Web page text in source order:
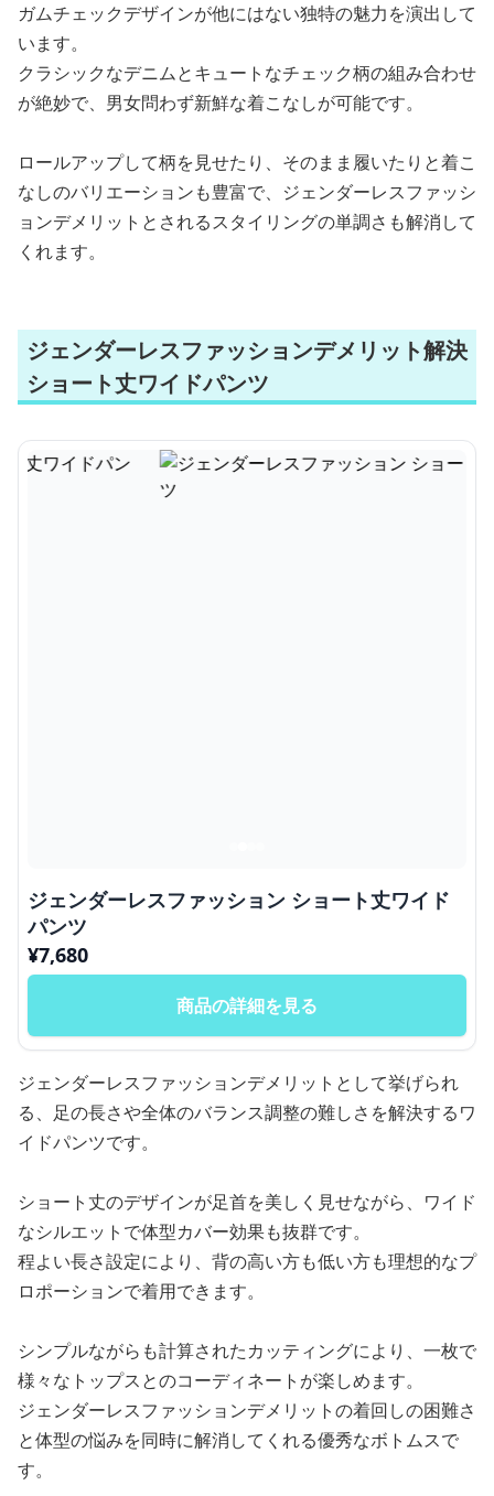
ガムチェックデザインが他にはない独特の魅力を演出して
います。
クラシックなデニムとキュートなチェック柄の組み合わせ
が絶妙で、男女問わず新鮮な着こなしが可能です。
ロールアップして柄を見せたり、そのまま履いたりと着こ
なしのバリエーションも豊富で、ジェンダーレスファッシ
ョンデメリットとされるスタイリングの単調さも解消して
くれます。
ジェンダーレスファッションデメリット解決
ショート丈ワイドパンツ
ジェンダーレスファッション ショート丈ワイド
パンツ
¥7,680
商品の詳細を見る
ジェンダーレスファッションデメリットとして挙げられ
る、足の長さや全体のバランス調整の難しさを解決するワ
イドパンツです。
ショート丈のデザインが足首を美しく見せながら、ワイド
なシルエットで体型カバー効果も抜群です。
程よい長さ設定により、背の高い方も低い方も理想的なプ
ロポーションで着用できます。
シンプルながらも計算されたカッティングにより、一枚で
様々なトップスとのコーディネートが楽しめます。
ジェンダーレスファッションデメリットの着回しの困難さ
と体型の悩みを同時に解消してくれる優秀なボトムスで
す。